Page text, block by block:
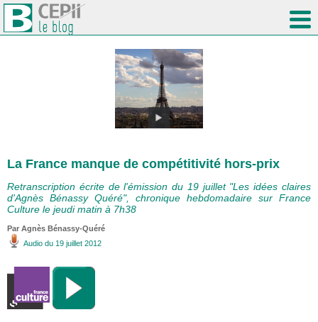
La France manque de compétitivité hors-prix
Retranscription écrite de l'émission du 19 juillet "Les idées claires
d'Agnès Bénassy Quéré", chronique hebdomadaire sur France
Culture le jeudi matin à 7h38
Par Agnès Bénassy-Quéré
Audio du 19 juillet 2012